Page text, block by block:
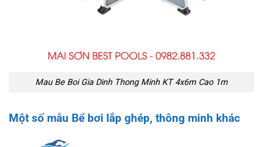
Mau Be Boi Gia Dinh Thong Minh KT 4x6m Cao 1m
Một số mẫu Bể bơi lắp ghép, thông minh khác